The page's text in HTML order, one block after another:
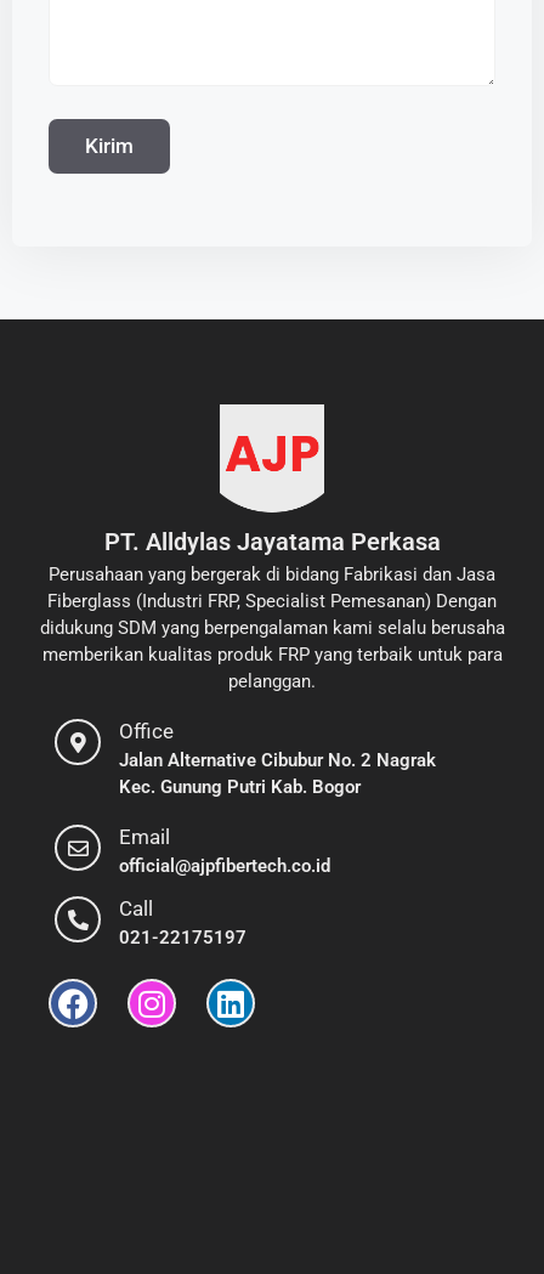
PT. Alldylas Jayatama Perkasa
Perusahaan yang bergerak di bidang Fabrikasi dan Jasa
Fiberglass (Industri FRP, Specialist Pemesanan) Dengan
didukung SDM yang berpengalaman kami selalu berusaha
memberikan kualitas produk FRP yang terbaik untuk para
pelanggan.
Office
Jalan Alternative Cibubur No. 2 Nagrak
Kec. Gunung Putri Kab. Bogor
Email
official@ajpfibertech.co.id
Call
021-22175197